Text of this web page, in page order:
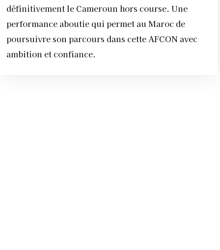
définitivement le Cameroun hors course. Une
performance aboutie qui permet au Maroc de
poursuivre son parcours dans cette AFCON avec
ambition et confiance.